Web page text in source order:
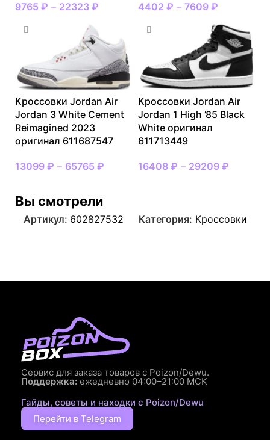
9765 ₽ – 22323 ₽ 4402 ₽ – 7609 ₽
Кроссовки Jordan Air
Jordan 3 White Cement
Reimagined 2023
оригинал 611687547
13099 ₽ – 65765 ₽
Кроссовки Jordan Air
Jordan 1 High ’85 Black
White оригинал
611713449
16408 ₽ – 29209 ₽
Вы смотрели
Артикул: 602827532 Категория: Кроссовки
Сервис для заказа товаров с Poizon/Dewu.
Поддержка: ежедневно 04:00–21:00 МСК
Гайды, советы и находки с Poizon/Dewu
Перейти в Telegram